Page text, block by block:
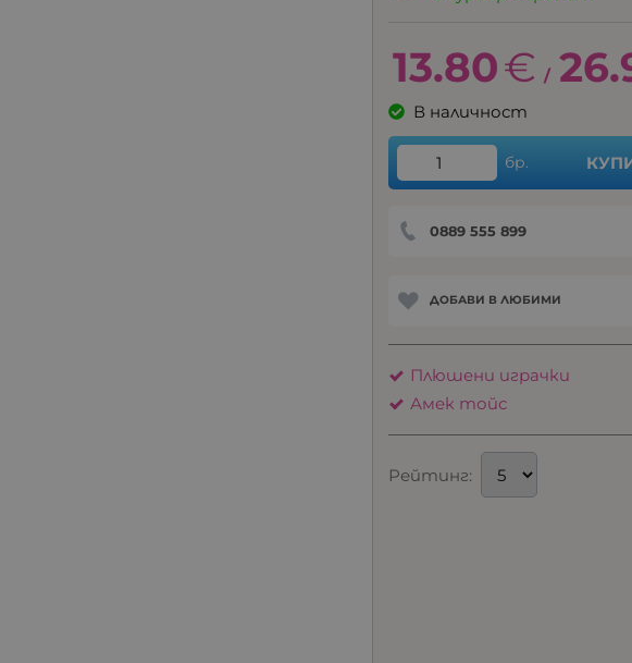
13.80€ /
В наличност
бр.
0889 555 899
ДОБАВИ В ЛЮБИМИ
Плюшени играчки
Амек тойс
Рейтинг: